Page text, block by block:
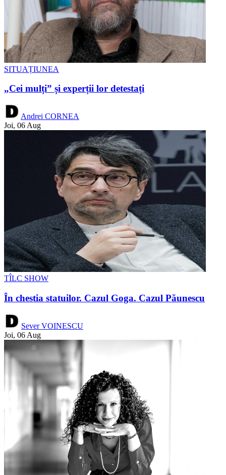
SITUAȚIUNEA
„Cei mulți” și experții lor detestați
Andrei CORNEA
Joi, 06 Aug
TÎLC SHOW
În chestia statuilor. Cazul Goga. Cazul Păunescu
Sever VOINESCU
Joi, 06 Aug